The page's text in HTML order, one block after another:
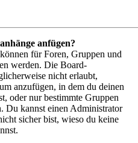
anfügen?
für Foren, Gruppen und
werden. Die Board-
nicht erlaubt,
anzufügen, in dem du deinen
oder nur bestimmte Gruppen
Du kannst einen Administrator
sicher bist, wieso du keine